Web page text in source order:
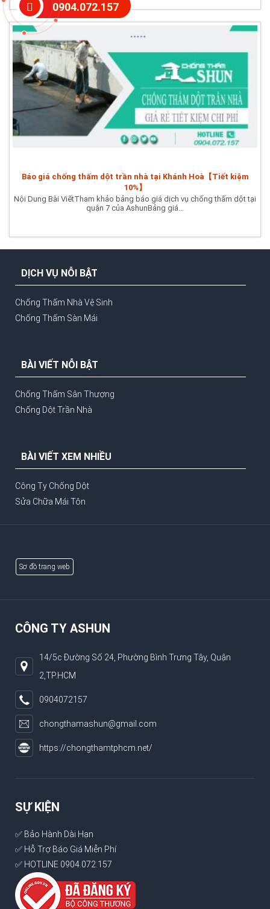
Báo giá chống thấm dột trần nhà tại Khánh Hoà【Tiết kiệm
10%】
Nội Dung Bài ViếtTham khảo bảng báo giá dịch vụ chống thấm dột tại
quận 7 của AshunBảng giá...
DỊCH VỤ NỖI BẬT
Chống Thấm Nhà Vệ Sinh
Chống Thấm Sàn Mái
BÀI VIẾT NỖI BẬT
Chống Thấm Sân Thượng
Chống Dột Trần Nhà
BÀI VIẾT XEM NHIỀU
Công Ty Chống Dột
Sửa Chữa Mái Tôn
Sơ đồ trang web
CÔNG TY ASHUN
14/5c Đường Số 24, Phường Bình Trưng Tây, Quận
2,TP.HCM
0904072157
chongthamashun@gmail.com
https://chongthamtphcm.net/
SỰ KIỆN
✅ Bảo Hành Dài Hạn
✅ Hỗ Trợ Báo Giá Miễn Phí
✅ HOTLINE 0904.072.157
0904.072.157